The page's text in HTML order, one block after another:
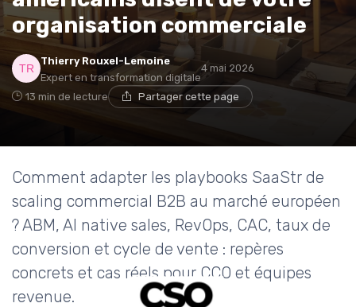
organisation commerciale
Thierry Rouxel-Lemoine
Expert en transformation digitale
4 mai 2026
13 min de lecture Partager cette page
Comment adapter les playbooks SaaStr de
scaling commercial B2B au marché européen
? ABM, AI native sales, RevOps, CAC, taux de
conversion et cycle de vente : repères
concrets et cas réels pour CCO et équipes
revenue.